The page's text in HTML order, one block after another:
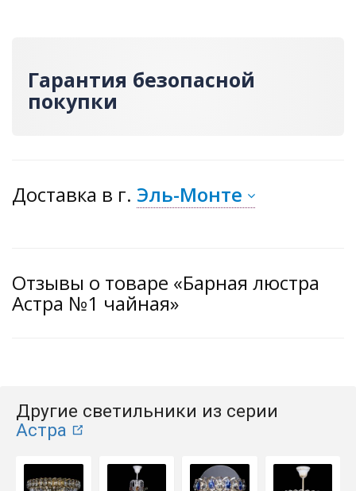
Гарантия безопасной
покупки
Доставка в г. Эль-Монте
Отзывы о товаре «Барная люстра
Астра №1 чайная»
Другие светильники из серии
Астра